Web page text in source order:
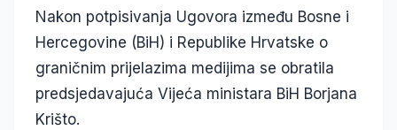
Nakon potpisivanja Ugovora između Bosne i
Hercegovine (BiH) i Republike Hrvatske o
graničnim prijelazima medijima se obratila
predsjedavajuća Vijeća ministara BiH Borjana
Krišto.